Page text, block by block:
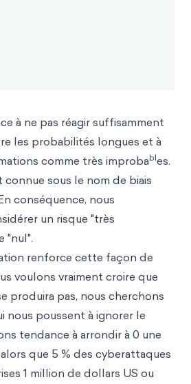
à ne pas réagir suffisamment
les probabilités longues et à
comme très improbables.
sous le nom de biais
conséquence, nous
un risque "très
"nul".
ion renforce cette façon de
voulons vraiment croire que
produira pas, nous cherchons
nous poussent à ignorer le
tendance à arrondir à 0 une
que 5 % des cyberattaques
1 million de dollars US ou